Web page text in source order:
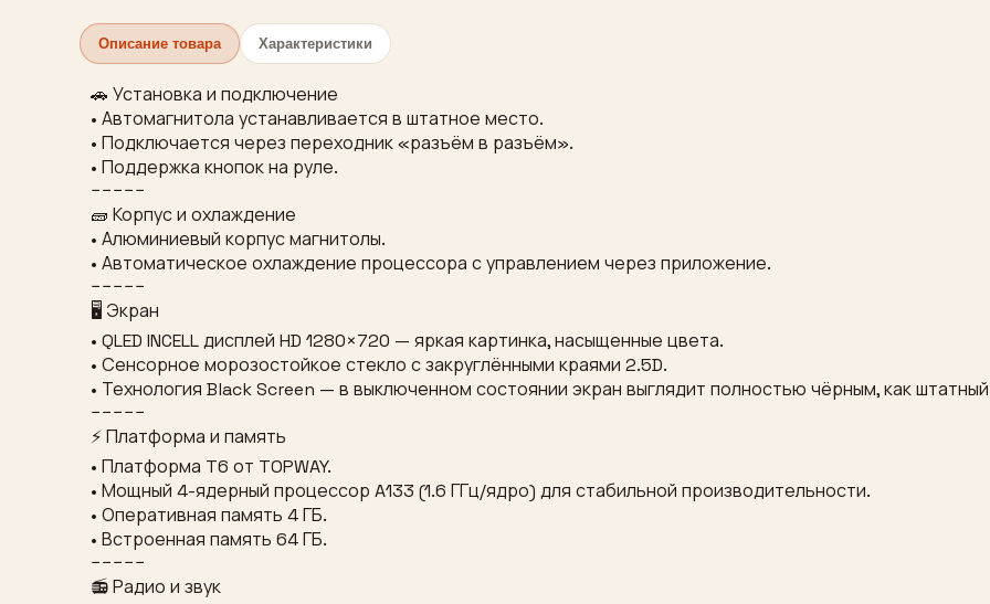
Описание товара Характеристики
🚗 Установка и подключение
• Автомагнитола устанавливается в штатное место.
• Подключается через переходник «разъём в разъём».
• Поддержка кнопок на руле.
−−−−−
🧱 Корпус и охлаждение
• Алюминиевый корпус магнитолы.
• Автоматическое охлаждение процессора с управлением через приложение.
−−−−−
🖥 Экран
• QLED INCELL дисплей HD 1280×720 — яркая картинка, насыщенные цвета.
• Сенсорное морозостойкое стекло с закруглёнными краями 2.5D.
• Технология Black Screen — в выключенном состоянии экран выглядит полностью чёрным, как
−−−−−
⚡ Платформа и память
• Платформа T6 от TOPWAY.
• Мощный 4-ядерный процессор A133 (1.6 ГГц/ядро) для стабильной производительности.
• Оперативная память 4 ГБ.
• Встроенная память 64 ГБ.
−−−−−
📻 Радио и звук